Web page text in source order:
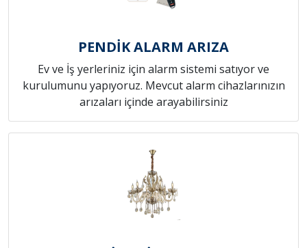
PENDİK ALARM ARIZA
Ev ve İş yerleriniz için alarm sistemi satıyor ve
kurulumunu yapıyoruz. Mevcut alarm cihazlarınızın
arızaları içinde arayabilirsiniz